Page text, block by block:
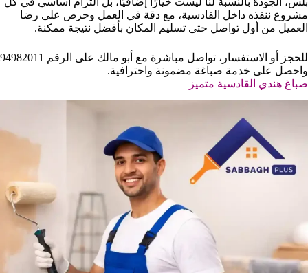
مشروع ننفذه داخل القادسية، مع دقة في العمل وحرص على رضا
العميل من أول تواصل حتى تسليم المكان بأفضل نتيجة ممكنة.
للحجز أو الاستفسار، تواصل مباشرة مع أبو مالك على الرقم 94982011
واحصل على خدمة صباغة مضمونة واحترافية.
صباغ هندي القادسية متميز